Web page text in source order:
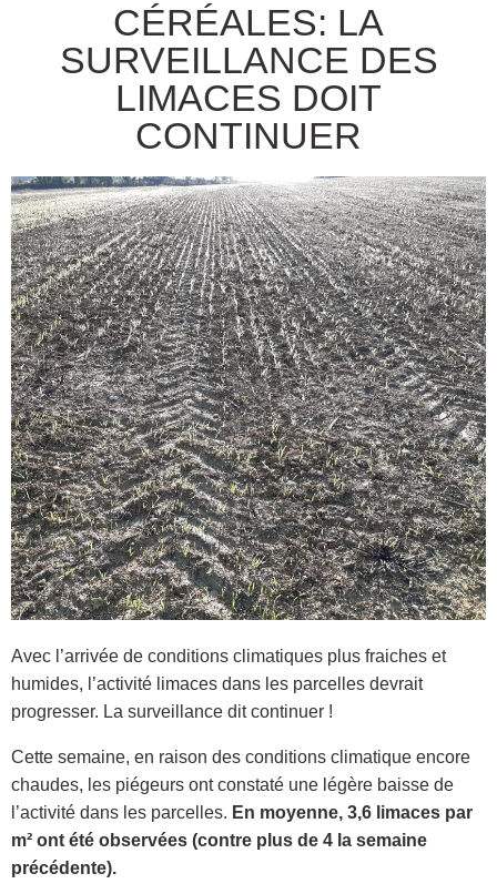
CÉRÉALES: LA
SURVEILLANCE DES
LIMACES DOIT
CONTINUER
Avec l’arrivée de conditions climatiques plus fraiches et
humides, l’activité limaces dans les parcelles devrait
progresser. La surveillance dit continuer !
Cette semaine, en raison des conditions climatique encore
chaudes, les piégeurs ont constaté une légère baisse de
l’activité dans les parcelles. En moyenne, 3,6 limaces par
m² ont été observées (contre plus de 4 la semaine
précédente).